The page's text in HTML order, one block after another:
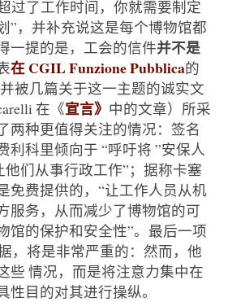
过了工作时间，你就需要制定
”，并补充说这是每个博物馆都
一提的是，工会的信件并不是
在 CGIL Funzione Pubblica的
被几篇关于这一主题的诚实文
在《宣言》 中的文章）所采
两种更值得关注的情况：签名
利科里倾向于 “呼吁将 ”安保人
他们从事行政工作”；据称卡塞
免费提供的，“让工作人员从机
服务，从而减少了博物馆的可
馆的保护和安全性”。最后一项
，将是非常严重的：然而，他
些 情况，而是将注意力集中在
目的对其进行操纵。